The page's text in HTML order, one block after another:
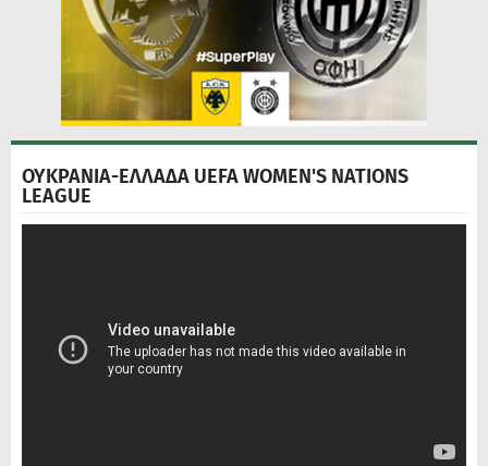
ΟΥΚΡΑΝΙΑ-ΕΛΛΑΔΑ UEFA WOMEN'S NATIONS
LEAGUE